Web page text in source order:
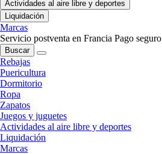
Actividades al aire libre y deportes
Liquidación
Marcas
Servicio postventa en Francia Pago seguro
Buscar
Rebajas
Puericultura
Dormitorio
Ropa
Zapatos
Juegos y juguetes
Actividades al aire libre y deportes
Liquidación
Marcas